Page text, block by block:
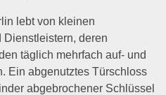
lebt von kleinen
Dienstleistern, deren
täglich mehrfach auf- und
Ein abgenutztes Türschloss
abgebrochener Schlüssel